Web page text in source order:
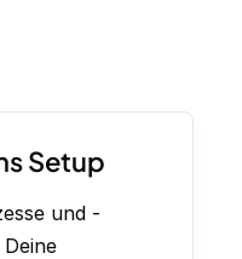
Setup
und -